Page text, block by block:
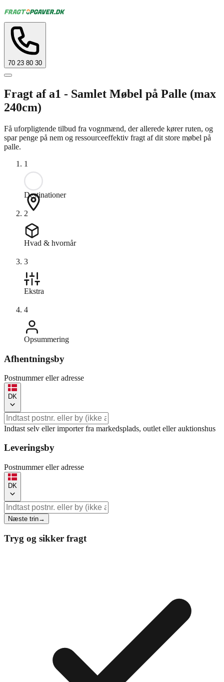
70 23 80 30
Fragt af a1 - Samlet Møbel på Palle (max
240cm)
Få uforpligtende tilbud fra vognmænd, der allerede kører ruten, og
spar penge på nem og ressourceeffektiv fragt af dit store møbel på
palle.
1
Destinationer
2
Hvad & hvornår
3
Ekstra
4
Opsummering
Afhentningsby
Postnummer eller adresse
DK
Indtast selv eller importer fra markedsplads, outlet eller auktionshus
Leveringsby
Postnummer eller adresse
DK
Næste trin→
Tryg og sikker fragt